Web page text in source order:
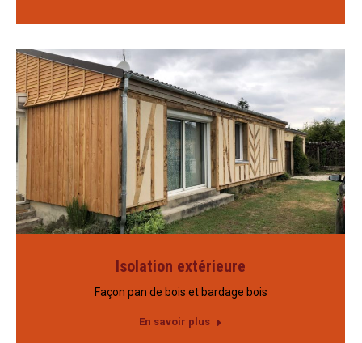
Isolation extérieure
Façon pan de bois et bardage bois
En savoir plus